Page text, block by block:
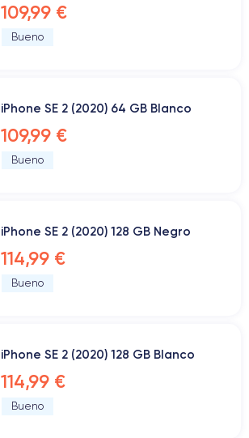
109,99 €
Bueno
iPhone SE 2 (2020) 64 GB Blanco
109,99 €
Bueno
iPhone SE 2 (2020) 128 GB Negro
114,99 €
Bueno
iPhone SE 2 (2020) 128 GB Blanco
114,99 €
Bueno